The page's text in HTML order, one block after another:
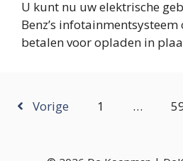
U kunt nu uw elektrische
Benz’s infotainmentsysteem
betalen voor opladen in
Vorige 1 …